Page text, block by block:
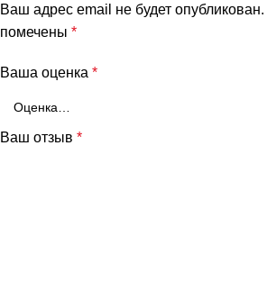
Ваш адрес email не будет опубликован.
помечены *
Ваша оценка *
Ваш отзыв *